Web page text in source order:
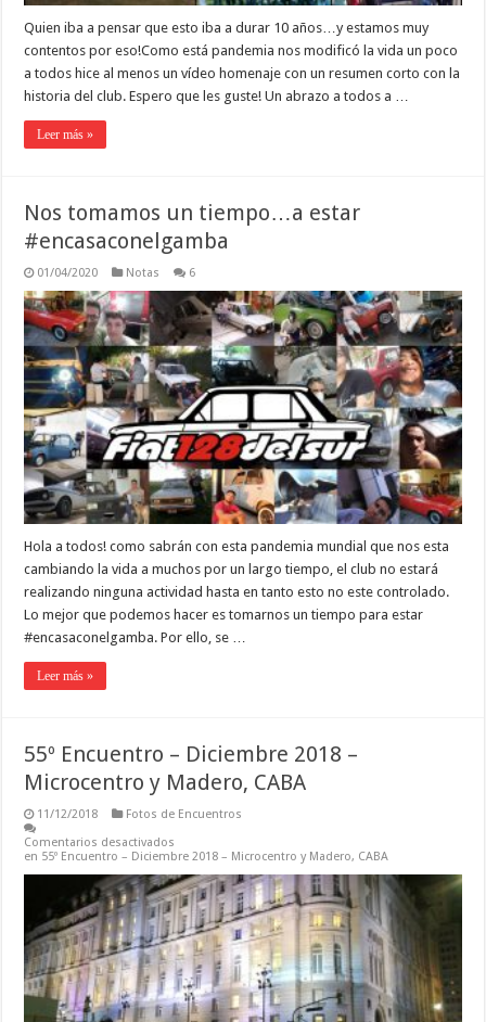
Quien iba a pensar que esto iba a durar 10 años…y estamos muy
contentos por eso!Como está pandemia nos modificó la vida un poco
a todos hice al menos un vídeo homenaje con un resumen corto con la
historia del club. Espero que les guste! Un abrazo a todos a …
Leer más »
Nos tomamos un tiempo…a estar
#encasaconelgamba
01/04/2020 Notas 6
Hola a todos! como sabrán con esta pandemia mundial que nos esta
cambiando la vida a muchos por un largo tiempo, el club no estará
realizando ninguna actividad hasta en tanto esto no este controlado.
Lo mejor que podemos hacer es tomarnos un tiempo para estar
#encasaconelgamba. Por ello, se …
Leer más »
55º Encuentro – Diciembre 2018 –
Microcentro y Madero, CABA
11/12/2018
Fotos de Encuentros
Comentarios desactivados
en 55º Encuentro – Diciembre 2018 – Microcentro y Madero, CABA